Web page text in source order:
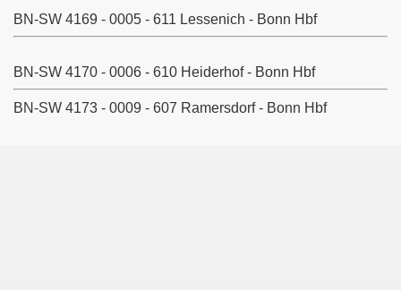
BN-SW 4169 - 0005 - 611 Lessenich - Bonn Hbf
BN-SW 4170 - 0006 - 610 Heiderhof - Bonn Hbf
BN-SW 4173 - 0009 - 607 Ramersdorf - Bonn Hbf